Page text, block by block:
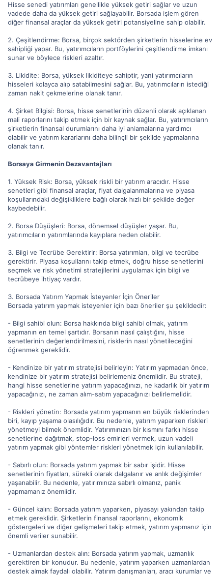
Hisse senedi yatırımları genellikle yüksek getiri sağlar ve uzun
vadede daha da yüksek getiri sağlayabilir. Borsada işlem gören
diğer finansal araçlar da yüksek getiri potansiyeline sahip olabilir.
2. Çeşitlendirme: Borsa, birçok sektörden şirketlerin hisselerine ev
sahipliği yapar. Bu, yatırımcıların portföylerini çeşitlendirme imkanı
sunar ve böylece riskleri azaltır.
3. Likidite: Borsa, yüksek likiditeye sahiptir, yani yatırımcıların
hisseleri kolayca alıp satabilmesini sağlar. Bu, yatırımcıların istediği
zaman nakit çekmelerine olanak tanır.
4. Şirket Bilgisi: Borsa, hisse senetlerinin düzenli olarak açıklanan
mali raporlarını takip etmek için bir kaynak sağlar. Bu, yatırımcıların
şirketlerin finansal durumlarını daha iyi anlamalarına yardımcı
olabilir ve yatırım kararlarını daha bilinçli bir şekilde yapmalarına
olanak tanır.
Borsaya Girmenin Dezavantajları
1. Yüksek Risk: Borsa, yüksek riskli bir yatırım aracıdır. Hisse
senetleri gibi finansal araçlar, fiyat dalgalanmalarına ve piyasa
koşullarındaki değişikliklere bağlı olarak hızlı bir şekilde değer
kaybedebilir.
2. Borsa Düşüşleri: Borsa, dönemsel düşüşler yaşar. Bu,
yatırımcıların yatırımlarında kayıplara neden olabilir.
3. Bilgi ve Tecrübe Gerektirir: Borsa yatırımları, bilgi ve tecrübe
gerektirir. Piyasa koşullarını takip etmek, doğru hisse senetlerini
seçmek ve risk yönetimi stratejilerini uygulamak için bilgi ve
tecrübeye ihtiyaç vardır.
3. Borsada Yatırım Yapmak İsteyenler İçin Öneriler
Borsada yatırım yapmak isteyenler için bazı öneriler şu şekildedir:
- Bilgi sahibi olun: Borsa hakkında bilgi sahibi olmak, yatırım
yapmanın en temel şartıdır. Borsanın nasıl çalıştığını, hisse
senetlerinin değerlendirilmesini, risklerin nasıl yönetileceğini
öğrenmek gereklidir.
- Kendinize bir yatırım stratejisi belirleyin: Yatırım yapmadan önce,
kendinize bir yatırım stratejisi belirlemeniz önemlidir. Bu strateji,
hangi hisse senetlerine yatırım yapacağınızı, ne kadarlık bir yatırım
yapacağınızı, ne zaman alım-satım yapacağınızı belirlemelidir.
- Riskleri yönetin: Borsada yatırım yapmanın en büyük risklerinden
biri, kayıp yaşama olasılığıdır. Bu nedenle, yatırım yaparken riskleri
yönetmeyi bilmek önemlidir. Yatırımınızın bir kısmını farklı hisse
senetlerine dağıtmak, stop-loss emirleri vermek, uzun vadeli
yatırım yapmak gibi yöntemler riskleri yönetmek için kullanılabilir.
- Sabırlı olun: Borsada yatırım yapmak bir sabır işidir. Hisse
senetlerinin fiyatları, sürekli olarak dalgalanır ve anlık değişimler
yaşanabilir. Bu nedenle, yatırımınıza sabırlı olmanız, panik
yapmamanız önemlidir.
- Güncel kalın: Borsada yatırım yaparken, piyasayı yakından takip
etmek gereklidir. Şirketlerin finansal raporlarını, ekonomik
göstergeleri ve diğer gelişmeleri takip etmek, yatırım yapmanız için
önemli veriler sunabilir.
- Uzmanlardan destek alın: Borsada yatırım yapmak, uzmanlık
gerektiren bir konudur. Bu nedenle, yatırım yaparken uzmanlardan
destek almak faydalı olabilir. Yatırım danışmanları, aracı kurumlar ve